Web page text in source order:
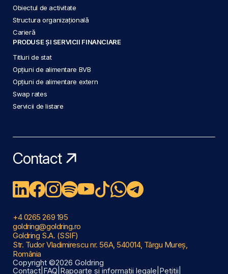
Obiectul de activitate
Structura organizațională
Carieră
PRODUSE ȘI SERVICII FINANCIARE
Titluri de stat
Opțiuni de alimentare BVB
Opțiuni de alimentare extern
Swap rates
Servicii de listare
Contact
+4 0265 269 195
goldring@goldring.ro
Goldring S.A. (SSIF)
Str. Tudor Vladimirescu nr. 56A, 540014, Târgu Mureș,
România
Copyright ©2026 Goldring
Contact FAQ Rapoarte și informații legale Petiții